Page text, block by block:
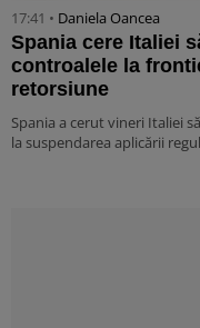
17:41 • Daniela Oancea
Spania cere Italiei
controalele la
retorsiune
Spania a cerut vineri Italiei
la suspendarea aplicării